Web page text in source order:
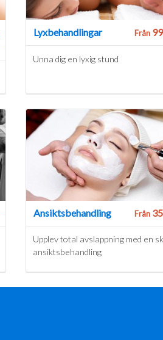
Lyxbehandlingar Från
Unna dig en lyxig stund
Ansiktsbehandling Från
Upplev total avslappning med en
ansiktsbehandling